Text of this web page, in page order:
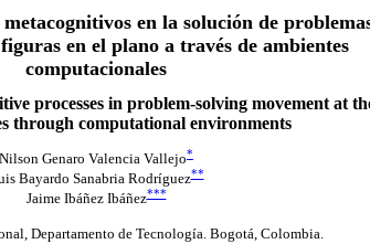
en la solución de
en el plano a través de ambientes
computacionales
processes in problem-solving movement at
through computational environments
Nilson Genaro Valencia Vallejo*
Bayardo Sanabria Rodríguez**
Jaime Ibáñez Ibáñez***
Departamento de Tecnología. Bogotá, Colombia.